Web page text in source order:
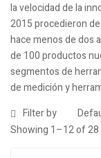
la velocidad de la
2015 procedieron
hace menos de dos
de 100 productos
segmentos de
de medición y
Filter by
Showing 1–12 of